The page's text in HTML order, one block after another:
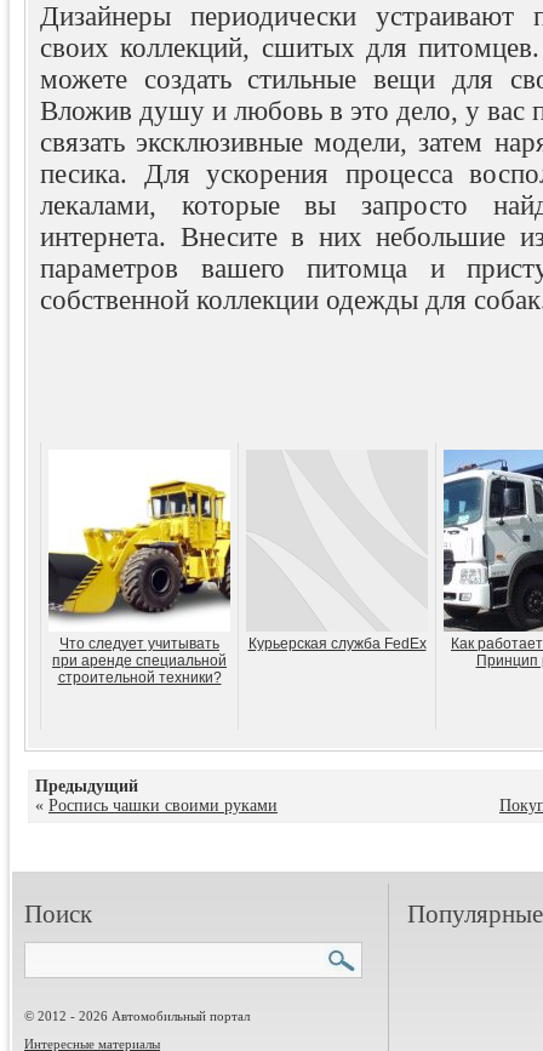
Дизайнеры периодически устраивают
своих коллекций, сшитых для
можете создать стильные вещи для
Вложив душу и любовь в это дело, у вас
связать эксклюзивные модели, затем
песика. Для ускорения процесса
лекалами, которые вы запросто
интернета. Внесите в них небольшие
параметров вашего питомца и
собственной коллекции одежды для
Что следует учитывать
при аренде специальной
строительной техники?
Курьерская служба FedEx
Как
Принцип
Предыдущий
« Роспись чашки своими руками
Поиск
© 2012 - 2026 Автомобильный портал
Интересные материалы
Популярные